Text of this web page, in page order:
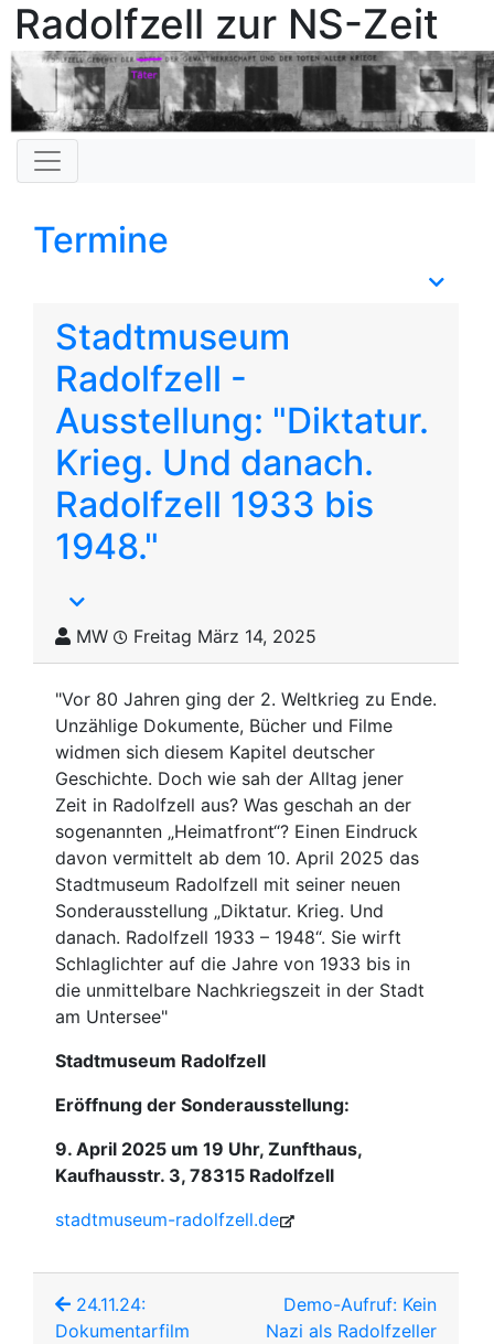
Radolfzell zur NS-Zeit
Termine
Stadtmuseum
Radolfzell -
Ausstellung: "Diktatur.
Krieg. Und danach.
Radolfzell 1933 bis
1948."
MW Freitag März 14, 2025
"Vor 80 Jahren ging der 2. Weltkrieg zu Ende.
Unzählige Dokumente, Bücher und Filme
widmen sich diesem Kapitel deutscher
Geschichte. Doch wie sah der Alltag jener
Zeit in Radolfzell aus? Was geschah an der
sogenannten „Heimatfront“? Einen Eindruck
davon vermittelt ab dem 10. April 2025 das
Stadtmuseum Radolfzell mit seiner neuen
Sonderausstellung „Diktatur. Krieg. Und
danach. Radolfzell 1933 – 1948“. Sie wirft
Schlaglichter auf die Jahre von 1933 bis in
die unmittelbare Nachkriegszeit in der Stadt
am Untersee"
Stadtmuseum Radolfzell
Eröffnung der Sonderausstellung:
9. April 2025 um 19 Uhr, Zunfthaus,
Kaufhausstr. 3, 78315 Radolfzell
stadtmuseum-radolfzell.de
24.11.24:
Dokumentarfilm
Demo-Aufruf: Kein
Nazi als Radolfzeller